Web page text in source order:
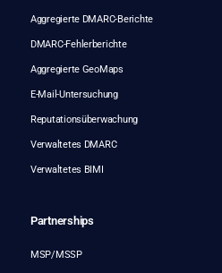
Aggregierte DMARC-Berichte
DMARC-Fehlerberichte
Aggregierte GeoMaps
E-Mail-Untersuchung
Reputationsüberwachung
Verwaltetes DMARC
Verwaltetes BIMI
Partnerships
MSP/MSSP